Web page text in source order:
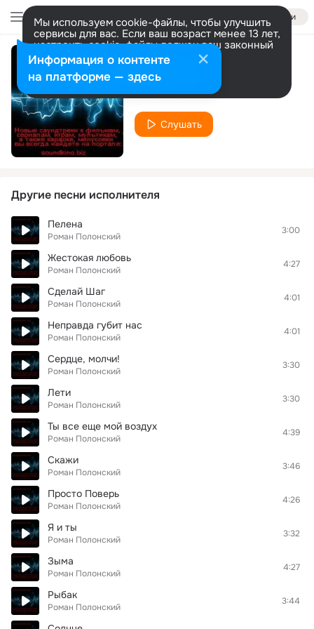
Войти
Мы используем cookie-файлы, чтобы улучшить
сервисы для вас. Если ваш возраст менее 13 лет,
настроить cookie-файлы должен ваш законный
представитель. Больше информации
Разрешить все Настроить
I Will Wait Forever
Роман Полонский
Слушать
Другие песни исполнителя
Пелена
Роман Полонский
3:00
Жестокая любовь
Роман Полонский
4:27
Сделай Шаг
Роман Полонский
4:01
Неправда губит нас
Роман Полонский
4:01
Сердце, молчи!
Роман Полонский
3:30
Лети
Роман Полонский
3:30
Ты все еще мой воздух
Роман Полонский
4:39
Скажи
Роман Полонский
3:46
Просто Поверь
Роман Полонский
4:26
Я и ты
Роман Полонский
3:32
Зыма
Роман Полонский
4:27
Рыбак
Роман Полонский
3:44
Информация о контенте
на платформе — здесь